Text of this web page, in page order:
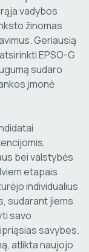
vadybos
žinomas
Geriausią
EPSO-G
sudaro
įmonė
bei valstybės
etapais
individualius
sudarant jiems
savo
savybes.
atlikta naujojo